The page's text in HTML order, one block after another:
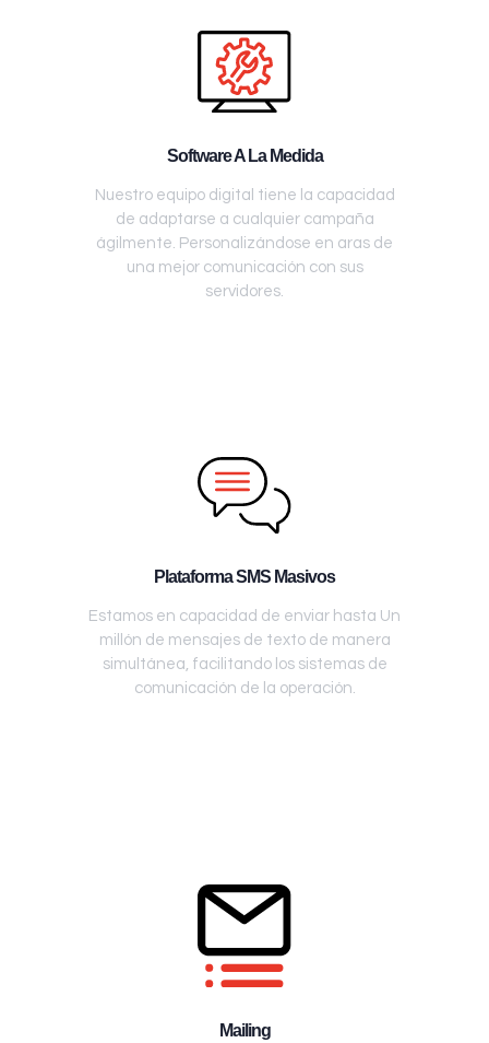
Software A La Medida
Nuestro equipo digital tiene la capacidad
de adaptarse a cualquier campaña
ágilmente. Personalizándose en aras de
una mejor comunicación con sus
servidores.
Plataforma SMS Masivos
Estamos en capacidad de enviar hasta Un
millón de mensajes de texto de manera
simultánea, facilitando los sistemas de
comunicación de la operación.
Mailing